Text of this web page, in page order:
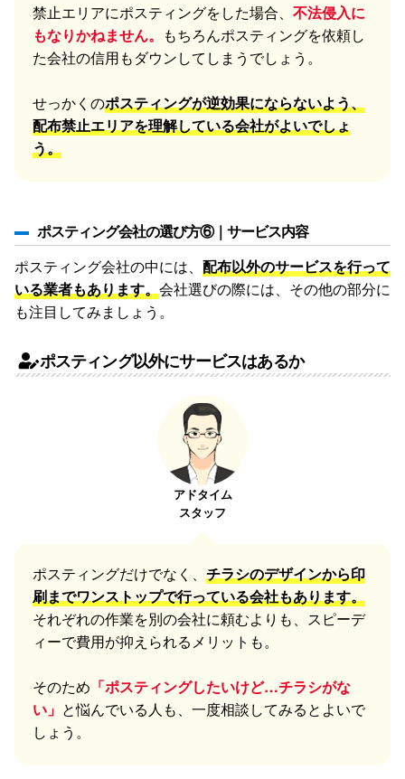
禁止エリアにポスティングをした場合、 不法侵入に
もなりかねません。 もちろんポスティングを依頼し
た会社の信用もダウンしてしまうでしょう。
せっかくのポスティングが逆効果にならないよう、
配布禁止エリアを理解している会社がよいでしょ
う。
ポスティング会社の選び方⑥｜サービス内容
ポスティング会社の中には、 配布以外のサービスを行って
いる業者もあります。会社選びの際には、その他の部分に
も注目してみましょう。
ポスティング以外にサービスはあるか
ポスティングだけでなく、 チラシのデザインから印
刷までワンストップで行っている会社もあります。
それぞれの作業を別の会社に頼むよりも、スピーデ
ィーで費用が抑えられるメリットも。
そのため 「ポスティングしたいけど…チラシがな
い」 と悩んでいる人も、一度相談してみるとよいで
しょう。
アドタイム
スタッフ